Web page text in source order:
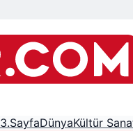
3.SayfaDünyaKültür